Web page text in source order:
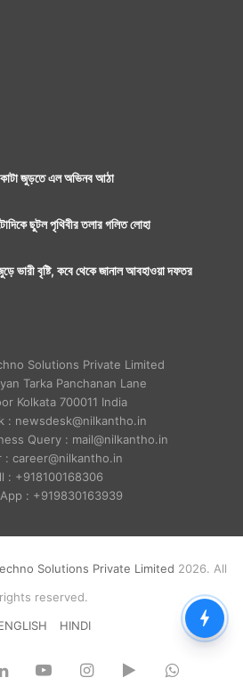
কাটা জুড়তে এল অভিনব আঠা
ছুটল পৃথিবীর তলার গলিত লোহা
ভারী বৃষ্টি, কবে থেকে জানাল আবহাওয়া দফতর
Solutions Private Limited
Tarka Panchanan Lane
Kolkata 700011 India
: newsdesk@nilkantho.in
Query : mail@nilkantho.in
: career@nilkantho.in
: +918100168306
: +919830163939
Solutions Private Limited 2026. All
rights reserved.
HINDI
LinkedInYouTubeInstagram
Google